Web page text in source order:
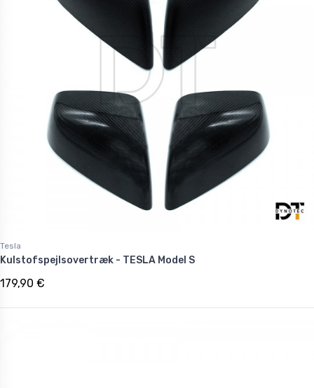
Tesla
Kulstofspejlsovertræk - TESLA Model S
179,90 €